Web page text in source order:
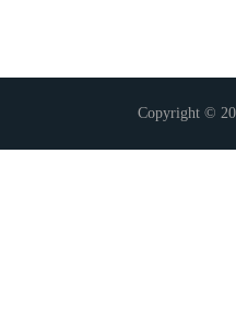
Copyright ©